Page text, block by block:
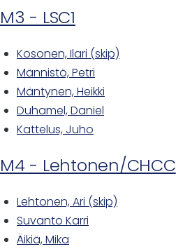
M3 - LSC1
Kosonen, Ilari (skip)
Männistö, Petri
Mäntynen, Heikki
Duhamel, Daniel
Kattelus, Juho
M4 - Lehtonen/CHCC
Lehtonen, Ari (skip)
Suvanto Karri
Äikiä, Mika